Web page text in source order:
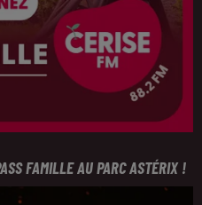
FAMILLE AU PARC ASTÉRIX !